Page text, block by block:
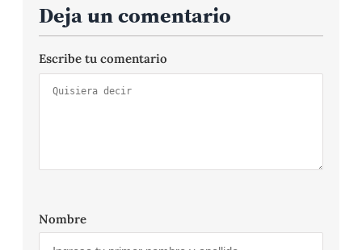
Deja un comentario
Escribe tu comentario
Nombre